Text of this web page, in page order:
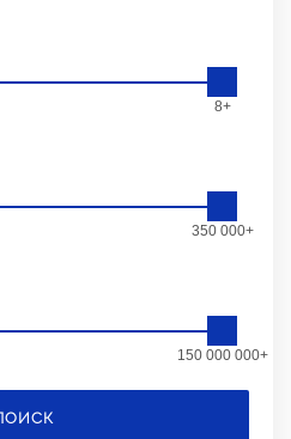
8+
350 000+
150 000 000+